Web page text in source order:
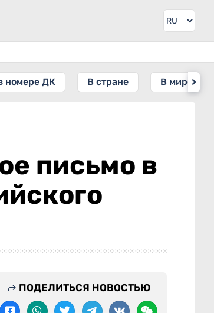
номере ДК В стране В мире
письмо в
ПОДЕЛИТЬСЯ НОВОСТЬЮ